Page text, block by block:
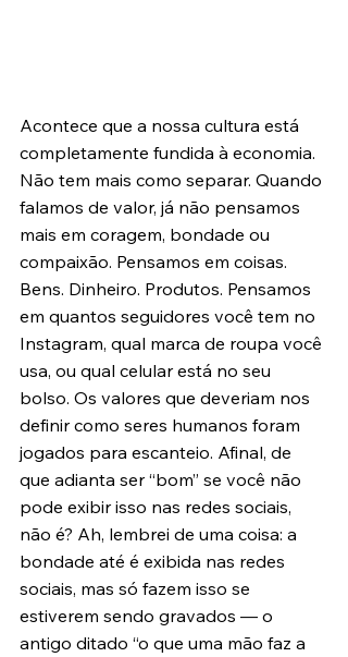
Acontece que a nossa cultura está
completamente fundida à economia.
Não tem mais como separar. Quando
falamos de valor, já não pensamos
mais em coragem, bondade ou
compaixão. Pensamos em coisas.
Bens. Dinheiro. Produtos. Pensamos
em quantos seguidores você tem no
Instagram, qual marca de roupa você
usa, ou qual celular está no seu
bolso. Os valores que deveriam nos
definir como seres humanos foram
jogados para escanteio. Afinal, de
que adianta ser “bom” se você não
pode exibir isso nas redes sociais,
não é? Ah, lembrei de uma coisa: a
bondade até é exibida nas redes
sociais, mas só fazem isso se
estiverem sendo gravados — o
antigo ditado “o que uma mão faz a